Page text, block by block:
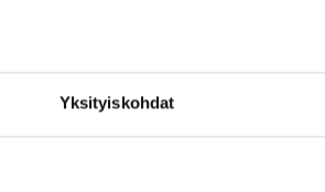
Yksityiskohdat